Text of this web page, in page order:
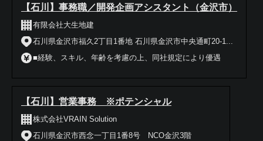
【石川】事務職／開発企画アシスタント（金沢市）
有限会社大生地建
石川県金沢市福久2丁目1番地 石川県金沢市中央通町20-1...
■経験、スキル、年齢を考慮の上、同社規定により優遇
【石川】営業事務 ※ポテンシャル
株式会社VRAIN Solution
石川県金沢市西念一丁目1番8号 NCO金沢3階